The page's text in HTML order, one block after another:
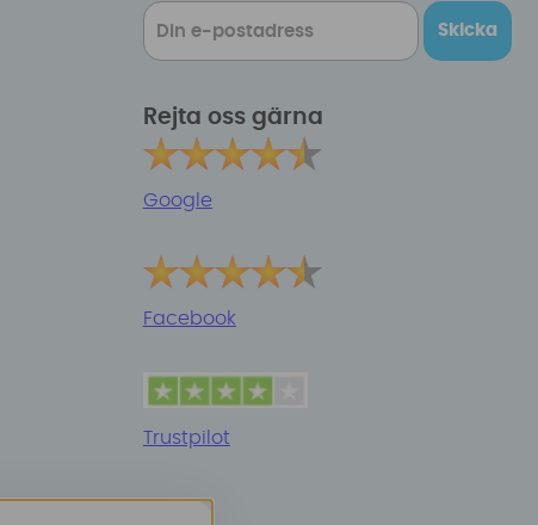
Skicka
Rejta oss gärna
Google
Facebook
Trustpilot